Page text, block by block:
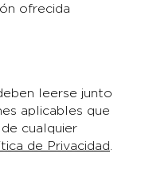
ofrecida
leerse junto
aplicables que
cualquier
de Privacidad